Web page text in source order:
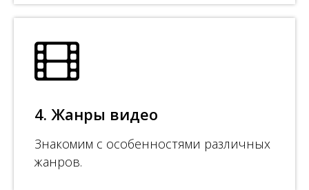
4. Жанры видео
Знакомим с особенностями различных
жанров.